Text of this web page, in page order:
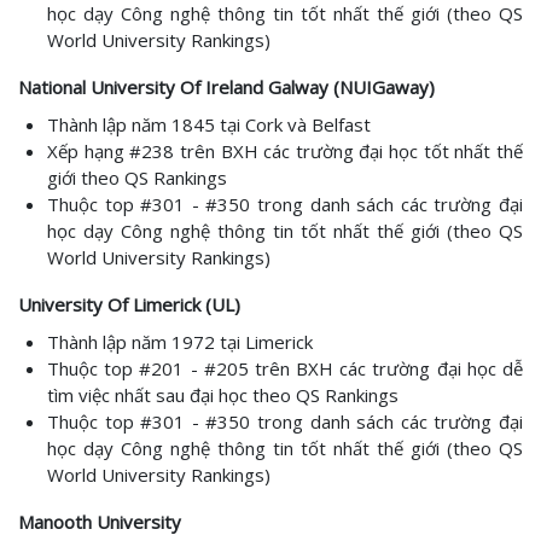
học dạy Công nghệ thông tin tốt nhất thế giới (theo QS
World University Rankings)
National University Of Ireland Galway (NUIGaway)
Thành lập năm 1845 tại Cork và Belfast
Xếp hạng #238 trên BXH các trường đại học tốt nhất thế
giới theo QS Rankings
Thuộc top #301 - #350 trong danh sách các trường đại
học dạy Công nghệ thông tin tốt nhất thế giới (theo QS
World University Rankings)
University Of Limerick (UL)
Thành lập năm 1972 tại Limerick
Thuộc top #201 - #205 trên BXH các trường đại học dễ
tìm việc nhất sau đại học theo QS Rankings
Thuộc top #301 - #350 trong danh sách các trường đại
học dạy Công nghệ thông tin tốt nhất thế giới (theo QS
World University Rankings)
Manooth University